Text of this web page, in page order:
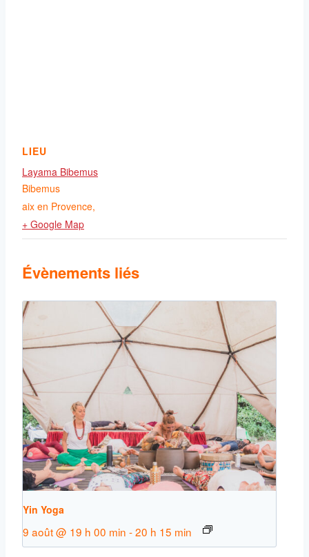
LIEU
Layama Bibemus
Bibemus
aix en Provence,
+ Google Map
Évènements liés
Yin Yoga
9 août @ 19 h 00 min -20 h 15 min